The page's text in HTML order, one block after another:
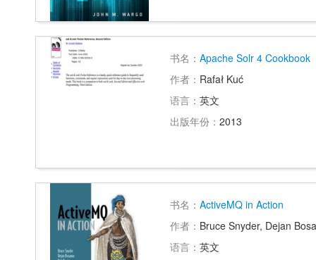
书名： Apache Solr 4 Cookbook
作者： Rafał Kuć
语言： 英文
出版年份： 2013
书名： ActiveMQ in Action
作者： Bruce Snyder, Dejan
语言： 英文